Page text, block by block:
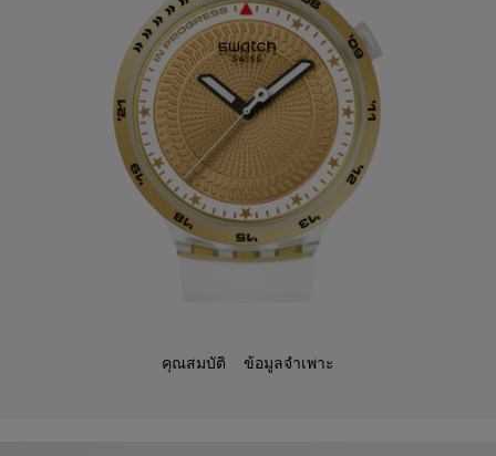
คุณสมบัติ ข้อมูลจำเพาะ